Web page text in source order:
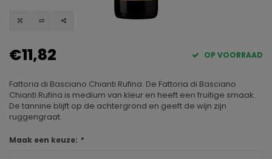
€11,82 OP VOORRAAD
Fattoria di Basciano Chianti Rufina. De Fattoria di Basciano
Chianti Rufina is medium van kleur en heeft een fruitige smaak.
De tannine blijft op de achtergrond en geeft de wijn zijn
ruggengraat.
Maak een keuze: *